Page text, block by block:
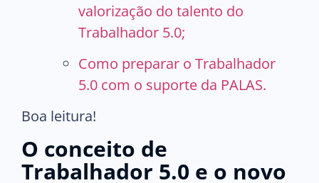
valorização do talento do
Trabalhador 5.0;
Como preparar o Trabalhador
5.0 com o suporte da PALAS.
Boa leitura!
O conceito de
Trabalhador 5.0 e o novo